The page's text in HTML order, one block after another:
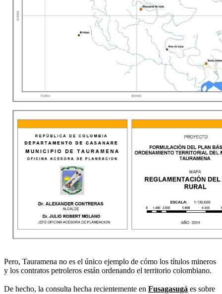
Pero, Tauramena no es el único ejemplo de cómo los títulos mineros
y los contratos petroleros están ordenando el territorio colombiano.
De hecho, la consulta hecha recientemente en Fusagasugá es sobre